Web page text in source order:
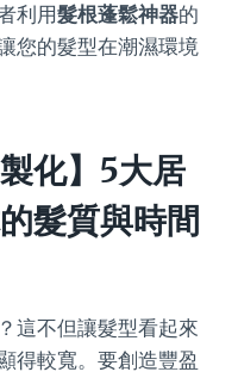
利用髮根蓬鬆神器的
您的髮型在潮濕環境
化】5大居
髮質與時間
這不但讓髮型看起來
得較寬。要創造豐盈